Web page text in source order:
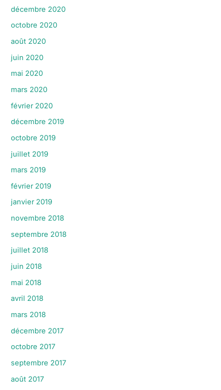
décembre 2020
octobre 2020
août 2020
juin 2020
mai 2020
mars 2020
février 2020
décembre 2019
octobre 2019
juillet 2019
mars 2019
février 2019
janvier 2019
novembre 2018
septembre 2018
juillet 2018
juin 2018
mai 2018
avril 2018
mars 2018
décembre 2017
octobre 2017
septembre 2017
août 2017